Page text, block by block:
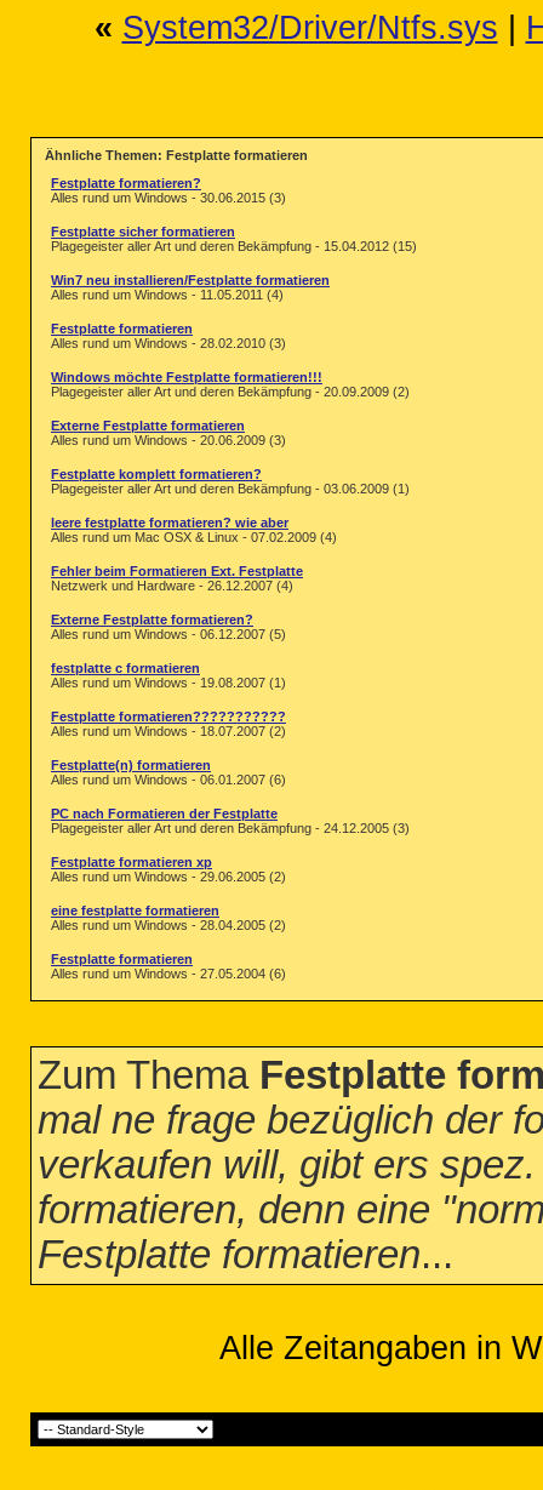
« System32/Driver/Ntfs.sys
Ähnliche Themen: Festplatte formatieren
Festplatte formatieren?
Alles rund um Windows - 30.06.2015 (3)
Festplatte sicher formatieren
Plagegeister aller Art und deren Bekämpfung - 15.04.2012 (15)
Win7 neu installieren/Festplatte formatieren
Alles rund um Windows - 11.05.2011 (4)
Festplatte formatieren
Alles rund um Windows - 28.02.2010 (3)
Windows möchte Festplatte formatieren!!!
Plagegeister aller Art und deren Bekämpfung - 20.09.2009 (2)
Externe Festplatte formatieren
Alles rund um Windows - 20.06.2009 (3)
Festplatte komplett formatieren?
Plagegeister aller Art und deren Bekämpfung - 03.06.2009 (1)
leere festplatte formatieren? wie aber
Alles rund um Mac OSX & Linux - 07.02.2009 (4)
Fehler beim Formatieren Ext. Festplatte
Netzwerk und Hardware - 26.12.2007 (4)
Externe Festplatte formatieren?
Alles rund um Windows - 06.12.2007 (5)
festplatte c formatieren
Alles rund um Windows - 19.08.2007 (1)
Festplatte formatieren???????????
Alles rund um Windows - 18.07.2007 (2)
Festplatte(n) formatieren
Alles rund um Windows - 06.01.2007 (6)
PC nach Formatieren der Festplatte
Plagegeister aller Art und deren Bekämpfung - 24.12.2005 (3)
Festplatte formatieren xp
Alles rund um Windows - 29.06.2005 (2)
eine festplatte formatieren
Alles rund um Windows - 28.04.2005 (2)
Festplatte formatieren
Alles rund um Windows - 27.05.2004 (6)
Zum Thema Festplatte
mal ne frage bezüglich der
verkaufen will, gibt ers
formatieren, denn eine
Festplatte formatieren...
Alle Zeitangaben in